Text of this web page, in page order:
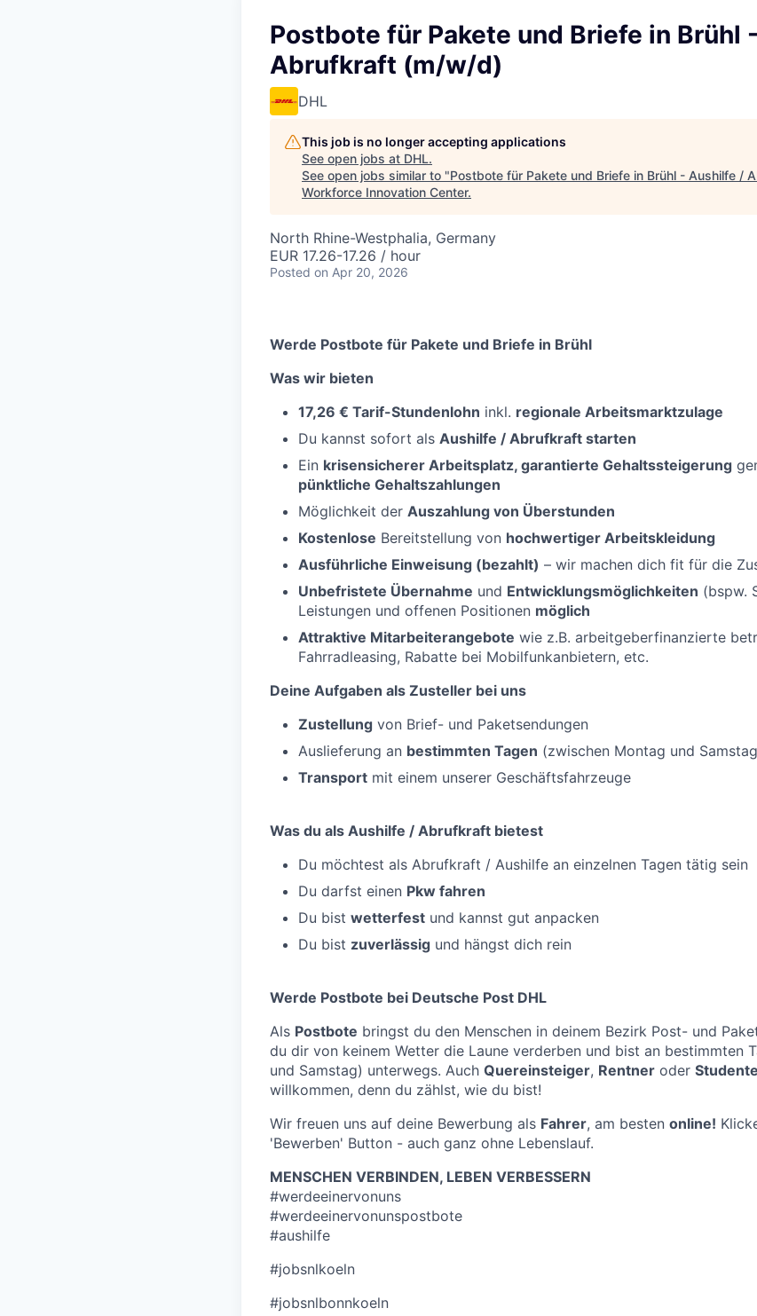
Postbote für Pakete und Briefe in Brühl
Abrufkraft (m/w/d)
DHL
This job is no longer accepting applications
See open jobs at DHL.
See open jobs similar to "Postbote für Pakete und Briefe in Brühl - Aushilfe /
Workforce Innovation Center.
North Rhine-Westphalia, Germany
EUR 17.26-17.26 / hour
Posted on Apr 20, 2026
Werde Postbote für Pakete und Briefe in Brühl
Was wir bieten
17,26 € Tarif-Stundenlohn inkl. regionale Arbeitsmarktzulage
Du kannst sofort als Aushilfe / Abrufkraft starten
Ein krisensicherer Arbeitsplatz, garantierte Gehaltssteigerung
pünktliche Gehaltszahlungen
Möglichkeit der Auszahlung von Überstunden
Kostenlose Bereitstellung von hochwertiger Arbeitskleidung
Ausführliche Einweisung (bezahlt) – wir machen dich fit für die
Unbefristete Übernahme und Entwicklungsmöglichkeiten (bspw.
Leistungen und offenen Positionen möglich
Attraktive Mitarbeiterangebote wie z.B. arbeitgeberfinanzierte
Fahrradleasing, Rabatte bei Mobilfunkanbietern, etc.
Deine Aufgaben als Zusteller bei uns
Zustellung von Brief- und Paketsendungen
Auslieferung an bestimmten Tagen (zwischen Montag und
Transport mit einem unserer Geschäftsfahrzeuge
Was du als Aushilfe / Abrufkraft bietest
Du möchtest als Abrufkraft / Aushilfe an einzelnen Tagen tätig sein
Du darfst einen Pkw fahren
Du bist wetterfest und kannst gut anpacken
Du bist zuverlässig und hängst dich rein
Werde Postbote bei Deutsche Post DHL
Als Postbote bringst du den Menschen in deinem Bezirk Post- und
du dir von keinem Wetter die Laune verderben und bist an bestimmten
und Samstag) unterwegs. Auch Quereinsteiger, Rentner oder
willkommen, denn du zählst, wie du bist!
Wir freuen uns auf deine Bewerbung als Fahrer, am besten online!
'Bewerben' Button - auch ganz ohne Lebenslauf.
MENSCHEN VERBINDEN, LEBEN VERBESSERN
#werdeeinervonuns
#werdeeinervonunspostbote
#aushilfe
#jobsnlkoeln
#jobsnlbonnkoeln